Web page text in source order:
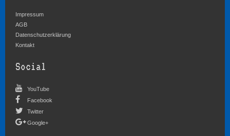
Impressum
AGB
Datenschutzerklärung
Kontakt
Social
YouTube
Facebook
Twitter
Google+